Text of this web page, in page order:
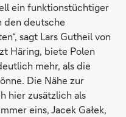
ein funktionstüchtiger
den deutsche
sagt Lars Gutheil von
Häring, biete Polen
mehr, als die
Die Nähe zur
hier zusätzlich als
eins, Jacek Gałek,